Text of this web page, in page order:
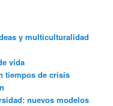
y multiculturalidad
vida
tiempos de crisis
nuevos modelos